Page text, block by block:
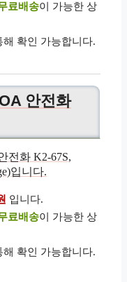
료배송이 가능한 상
확인 가능합니다.
안전화
입니다.
료배송이 가능한 상
확인 가능합니다.